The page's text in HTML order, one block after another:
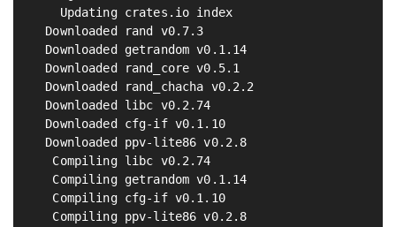
    Updating crates.io index
  Downloaded rand v0.7.3
  Downloaded getrandom v0.1.14
  Downloaded rand_core v0.5.1
  Downloaded rand_chacha v0.2.2
  Downloaded libc v0.2.74
  Downloaded cfg-if v0.1.10
  Downloaded ppv-lite86 v0.2.8
   Compiling libc v0.2.74
   Compiling getrandom v0.1.14
   Compiling cfg-if v0.1.10
   Compiling ppv-lite86 v0.2.8